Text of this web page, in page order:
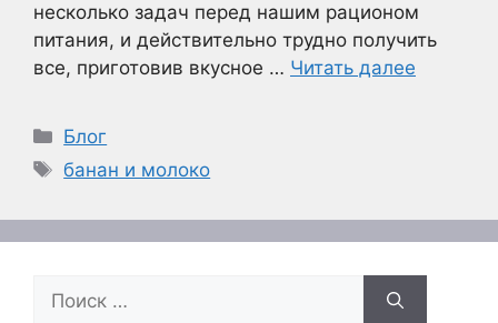
несколько задач перед нашим рационом
питания, и действительно трудно получить
все, приготовив вкусное … Читать далее
Рубрики
Блог
Метки
банан и молоко
Поиск: